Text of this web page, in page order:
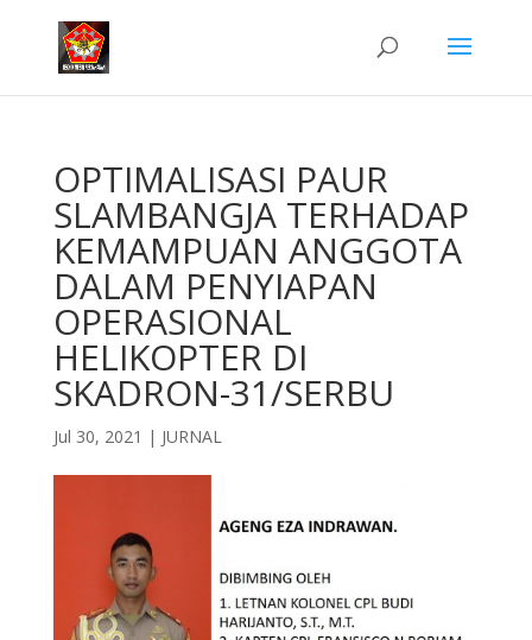
OPTIMALISASI PAUR
SLAMBANGJA TERHADAP
KEMAMPUAN ANGGOTA
DALAM PENYIAPAN
OPERASIONAL
HELIKOPTER DI
SKADRON-31/SERBU
Jul 30, 2021 | JURNAL